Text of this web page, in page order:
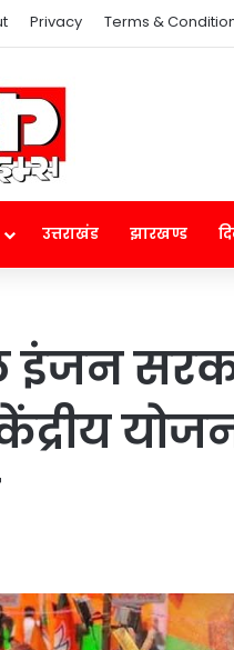
Privacy Terms &
उत्तराखंड झारखण्ड